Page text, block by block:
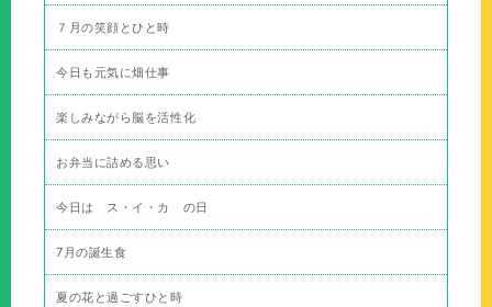
７月の笑顔とひと時
今日も元気に畑仕事
楽しみながら脳を活性化
お弁当に詰める思い
今日は ス・イ・カ の日
7月の誕生食
夏の花と過ごすひと時